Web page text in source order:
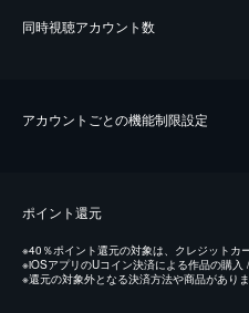
同時視聴アカウント数
アカウントごとの機能制限設定
ポイント還元
※40％ポイント還元の対象は、クレジットカ
※iOSアプリのUコイン決済による作品の購入
※還元の対象外となる決済方法や商品があり